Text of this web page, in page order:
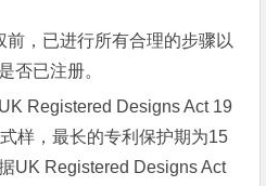
，已进行所有合理的步骤以
否已注册。
Registered Designs Act 19
样，最长的专利保护期为15
UK Registered Designs Act